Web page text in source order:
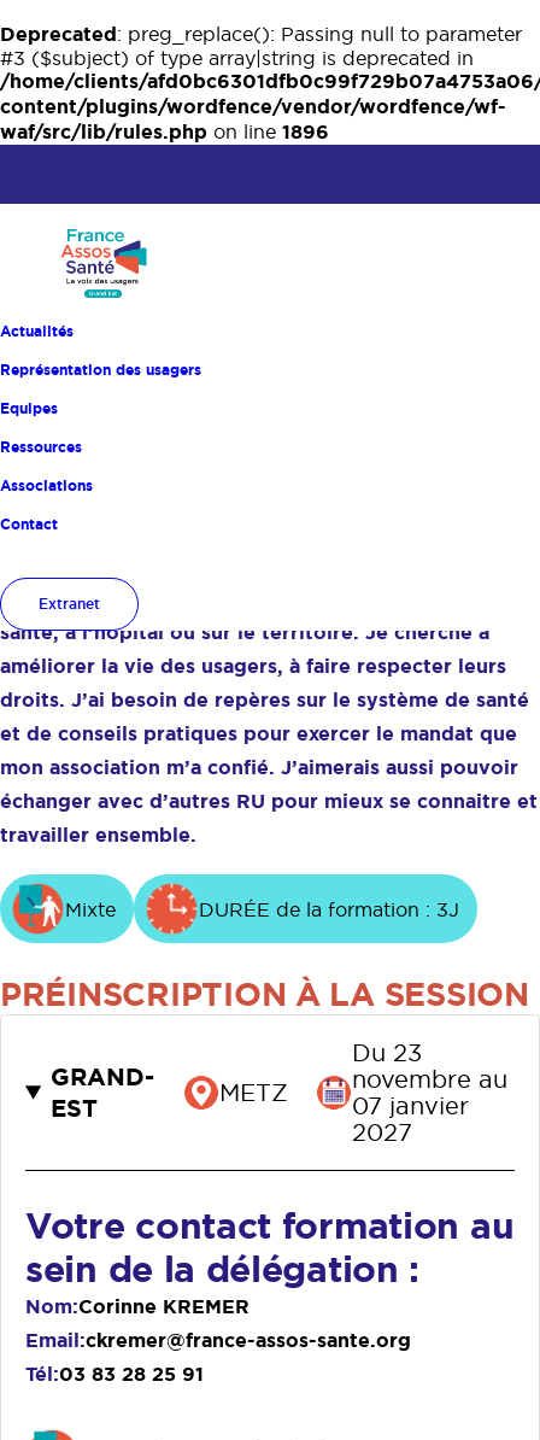
Deprecated: preg_replace(): Passing null to parameter
#3 ($subject) of type array|string is deprecated in
/home/clients/
content/plugins/wordfence/vendor/wordfence/wf-
waf/src/lib/rules.php on line 1896
Actualités
Représentation des usagers
Equipes
Ressources
Associations
Contact
Extranet
RU, en avant !
usagers (RU) dans les instances de démocratie en
santé, à l’hôpital ou sur le territoire. Je cherche à
améliorer la vie des usagers, à faire respecter leurs
droits. J’ai besoin de repères sur le système de santé
et de conseils pratiques pour exercer le mandat que
mon association m’a confié. J’aimerais aussi pouvoir
échanger avec d’autres RU pour mieux se connaitre et
travailler ensemble.
Mixte DURÉE de la formation : 3J
PRÉINSCRIPTION À LA SESSION
GRAND-
EST
METZ
Du 23
novembre au
07 janvier
2027
Votre contact formation au
sein de la délégation :
Nom Corinne KREMER
Email ckremer@france-assos-sante.org
Tél 03 83 28 25 91